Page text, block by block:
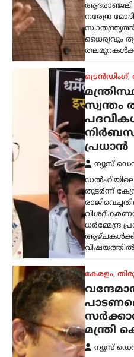
ആദരാഞ്ജലി
നരേന്ദ്ര
ധൈര്യവും
ട്രെൻഡിംഗ്,
സ്വന്തം
പ്രധാൻ
ന്യൂസ്
ഡൽഹിയിലെ
തുടർന്ന്
ധർമ്മേന്ദ്ര
ആഴ്ചകൾക്ക്
കേരളം,
മന്ത്രി
ന്യൂസ്